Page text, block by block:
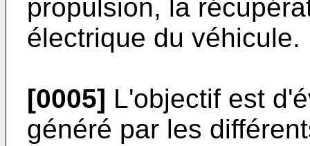
propulsion, la
électrique du véhicule.
[0005] L'objectif est
généré par les